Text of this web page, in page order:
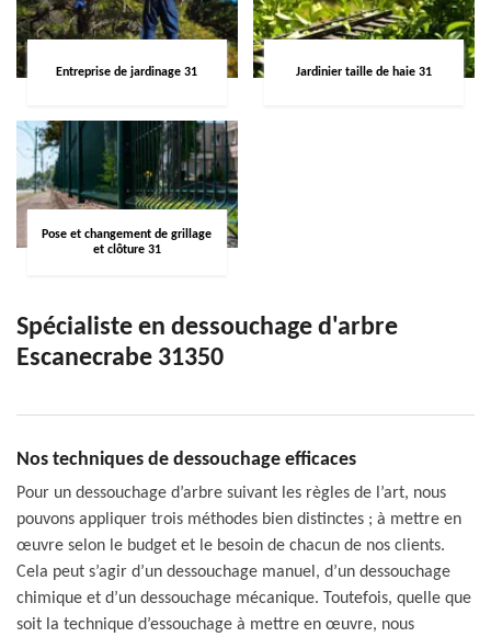
Entreprise de jardinage 31 Jardinier taille de haie 31
Pose et changement de grillage
et clôture 31
Spécialiste en dessouchage d'arbre
Escanecrabe 31350
Nos techniques de dessouchage efficaces
Pour un dessouchage d’arbre suivant les règles de l’art, nous
pouvons appliquer trois méthodes bien distinctes ; à mettre en
œuvre selon le budget et le besoin de chacun de nos clients.
Cela peut s’agir d’un dessouchage manuel, d’un dessouchage
chimique et d’un dessouchage mécanique. Toutefois, quelle que
soit la technique d’essouchage à mettre en œuvre, nous